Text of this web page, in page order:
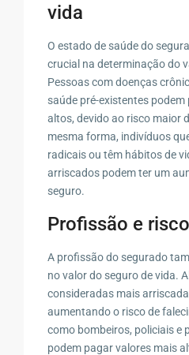
vida
O estado de saúde do
crucial na determinação do
Pessoas com doenças
saúde pré-existentes
altos, devido ao risco maior
mesma forma, indivíduos
radicais ou têm hábitos de
arriscados podem ter um
seguro.
Profissão e
A profissão do segurado
no valor do seguro de vida.
consideradas mais
aumentando o risco de
como bombeiros, policiais e
podem pagar valores mais